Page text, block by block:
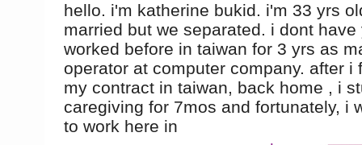
hello. i'm katherine bukid. i'm 33 yrs
married but we separated. i dont have
worked before in taiwan for 3 yrs as
operator at computer company. after i
my contract in taiwan, back home , i
caregiving for 7mos and fortunately, i
to work here in